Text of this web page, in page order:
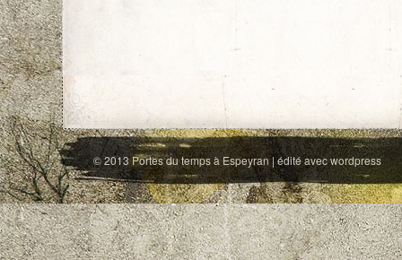
© 2013Portes du temps à Espeyran| édité avecwordpress